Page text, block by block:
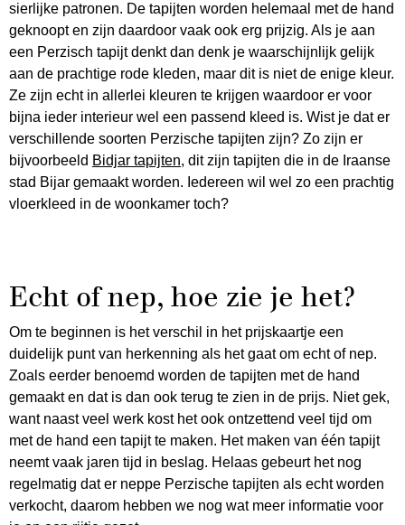
sierlijke patronen. De tapijten worden helemaal met de hand
geknoopt en zijn daardoor vaak ook erg prijzig. Als je aan
een Perzisch tapijt denkt dan denk je waarschijnlijk gelijk
aan de prachtige rode kleden, maar dit is niet de enige kleur.
Ze zijn echt in allerlei kleuren te krijgen waardoor er voor
bijna ieder interieur wel een passend kleed is. Wist je dat er
verschillende soorten Perzische tapijten zijn? Zo zijn er
bijvoorbeeld Bidjar tapijten, dit zijn tapijten die in de Iraanse
stad Bijar gemaakt worden. Iedereen wil wel zo een prachtig
vloerkleed in de woonkamer toch?
Echt of nep, hoe zie je het?
Om te beginnen is het verschil in het prijskaartje een
duidelijk punt van herkenning als het gaat om echt of nep.
Zoals eerder benoemd worden de tapijten met de hand
gemaakt en dat is dan ook terug te zien in de prijs. Niet gek,
want naast veel werk kost het ook ontzettend veel tijd om
met de hand een tapijt te maken. Het maken van één tapijt
neemt vaak jaren tijd in beslag. Helaas gebeurt het nog
regelmatig dat er neppe Perzische tapijten als echt worden
verkocht, daarom hebben we nog wat meer informatie voor